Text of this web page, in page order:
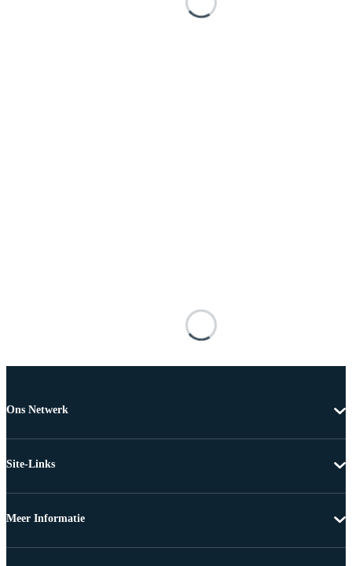
Ons Netwerk
Site-Links
Meer Informatie